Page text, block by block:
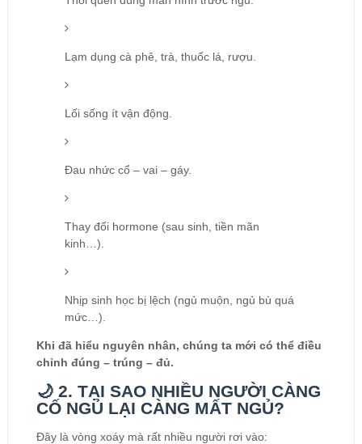
Lạm dụng cà phê, trà, thuốc lá, rượu.
Lối sống ít vận động.
Đau nhức cổ – vai – gáy.
Thay đổi hormone (sau sinh, tiền mãn
kinh…).
Nhịp sinh học bị lệch (ngủ muộn, ngủ bù quá
mức…).
Khi đã hiểu nguyên nhân, chúng ta mới có thể điều
chỉnh đúng – trúng – đủ.
🌙 2. TẠI SAO NHIỀU NGƯỜI CÀNG
CỐ NGỦ LẠI CÀNG MẤT NGỦ?
Đây là vòng xoáy mà rất nhiều người rơi vào: